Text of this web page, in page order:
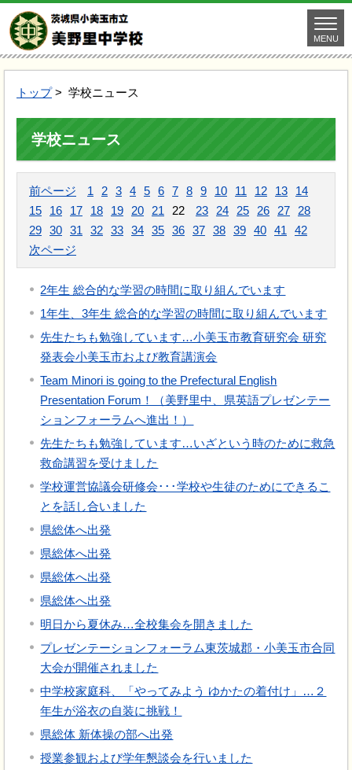
MENU
トップ> 学校ニュース
学校ニュース
前ページ 1 2 3 4 5 6 7 8 9 10 11 12 13
14
15
16 17 18 19 20 21 22 23 24 25 26 27
28
29 30 31 32 33 34 35 36 37 38 39 40 41
42
次ページ
2年生 総合的な学習の時間に取り組んでいます
1年生、3年生 総合的な学習の時間に取り組んでいます
先生たちも勉強しています…小美玉市教育研究会 研究
発表会小美玉市および教育講演会
Team Minori is going to the Prefectural English
Presentation Forum！（美野里中、県英語プレゼンテー
ションフォーラムへ進出！）
先生たちも勉強しています…いざという時のために救急
救命講習を受けました
学校運営協議会研修会･･･学校や生徒のためにできるこ
とを話し合いました
県総体へ出発
県総体へ出発
県総体へ出発
県総体へ出発
明日から夏休み…全校集会を開きました
プレゼンテーションフォーラム東茨城郡・小美玉市合同
大会が開催されました
中学校家庭科、「やってみよう ゆかたの着付け」…２
年生が浴衣の自装に挑戦！
県総体 新体操の部へ出発
授業参観および学年懇談会を行いました